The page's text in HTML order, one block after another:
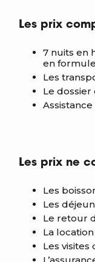
Les prix
7 nuits en
en
Les
Le dossier
Les prix ne
Les
Les
Le retour
La
Les visites